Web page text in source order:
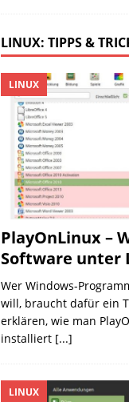
LINUX: TIPPS &
PlayOnLinux –
Software unter
LINUX
Wer Windows-
will, braucht dafür ein
erklären, wie man
installiert [...]
LINUX